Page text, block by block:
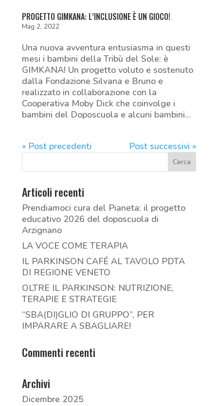
PROGETTO GIMKANA: L’INCLUSIONE È UN GIOCO!
Mag 2, 2022
Una nuova avventura entusiasma in questi
mesi i bambini della Tribù del Sole: è
GIMKANA! Un progetto voluto e sostenuto
dalla Fondazione Silvana e Bruno e
realizzato in collaborazione con la
Cooperativa Moby Dick che coinvolge i
bambini del Doposcuola e alcuni bambini...
« Post precedenti Post successivi »
Articoli recenti
Prendiamoci cura del Pianeta: il progetto
educativo 2026 del doposcuola di
Arzignano
LA VOCE COME TERAPIA
IL PARKINSON CAFÉ AL TAVOLO PDTA
DI REGIONE VENETO
OLTRE IL PARKINSON: NUTRIZIONE,
TERAPIE E STRATEGIE
“SBA(DI)GLIO DI GRUPPO”, PER
IMPARARE A SBAGLIARE!
Commenti recenti
Archivi
Dicembre 2025